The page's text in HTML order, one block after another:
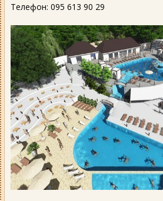
Телефон: 095 613 90 29